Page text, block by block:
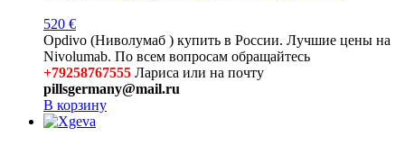
520 €
Opdivo (Ниволумаб ) купить в России. Лучшие цены на
Nivolumab. По всем вопросам обращайтесь
+79258767555 Лариса или на почту
pillsgermany@mail.ru
В корзину